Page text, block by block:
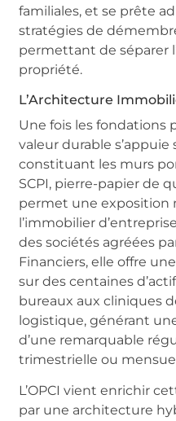
familiales, et se prête
stratégies de
permettant de séparer
propriété.
L’Architecture
Une fois les fondations
valeur durable
constituant les murs
SCPI, pierre-papier de
permet une exposition
l’immobilier
des sociétés agréées
Financiers, elle offre
sur des centaines
bureaux aux cliniques
logistique, générant
d’une remarquable
trimestrielle ou
L’OPCI vient enrichir
par une architecture